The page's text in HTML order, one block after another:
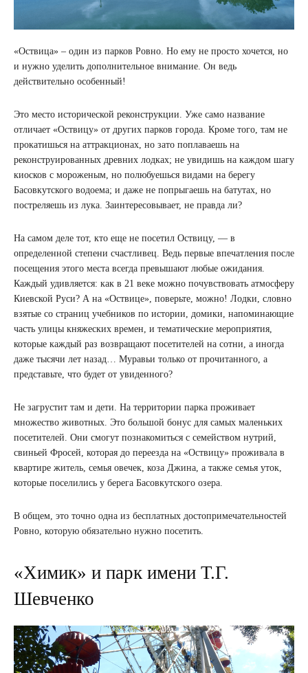
«Оствица» – один из парков Ровно. Но ему не просто хочется, но
и нужно уделить дополнительное внимание. Он ведь
действительно особенный!
Это место исторической реконструкции. Уже само название
отличает «Оствицу» от других парков города. Кроме того, там не
прокатишься на аттракционах, но зато поплаваешь на
реконструированных древних лодках; не увидишь на каждом шагу
киосков с мороженым, но полюбуешься видами на берегу
Басовкутского водоема; и даже не попрыгаешь на батутах, но
постреляешь из лука. Заинтересовывает, не правда ли?
На самом деле тот, кто еще не посетил Оствицу, — в
определенной степени счастливец. Ведь первые впечатления после
посещения этого места всегда превышают любые ожидания.
Каждый удивляется: как в 21 веке можно почувствовать атмосферу
Киевской Руси? А на «Оствице», поверьте, можно! Лодки, словно
взятые со страниц учебников по истории, домики, напоминающие
часть улицы княжеских времен, и тематические мероприятия,
которые каждый раз возвращают посетителей на сотни, а иногда
даже тысячи лет назад… Муравьи только от прочитанного, а
представьте, что будет от увиденного?
Не загрустит там и дети. На территории парка проживает
множество животных. Это большой бонус для самых маленьких
посетителей. Они смогут познакомиться с семейством нутрий,
свиньей Фросей, которая до переезда на «Оствицу» проживала в
квартире житель, семья овечек, коза Джина, а также семья уток,
которые поселились у берега Басовкутского озера.
В общем, это точно одна из бесплатных достопримечательностей
Ровно, которую обязательно нужно посетить.
«Химик» и парк имени Т.Г.
Шевченко